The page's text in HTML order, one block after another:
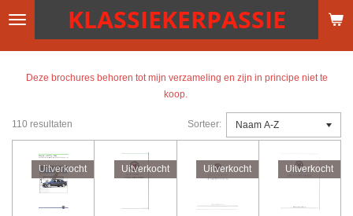
Ga
hoofdinhoud
KLASSIEKERPASSIE
Deze brochures behoren tot mijn verzameling en zijn in principe niet te
koop.
110 resultaten Sorteer:
Uitverkocht Uitverkocht Uitverkocht Uitverkocht